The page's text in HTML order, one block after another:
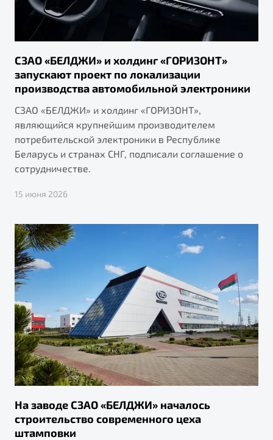
Универсальный кроссовер
от 2 499 990 ₽*
Обзор В наличии
Спецпредложения
Калькулятор ТО
Клиентская поддержка
СЗАО «БЕЛДЖИ» и холдинг «ГОРИЗОНТ»
запускают проект по локализации
производства автомобильной электроники
СЗАО «БЕЛДЖИ» и холдинг «ГОРИЗОНТ»,
являющийся крупнейшим производителем
потребительской электроники в Республике
Беларусь и странах СНГ, подписали соглашение о
сотрудничестве.
15 июня 2026
На заводе СЗАО «БЕЛДЖИ» началось
строительство современного цеха
штамповки